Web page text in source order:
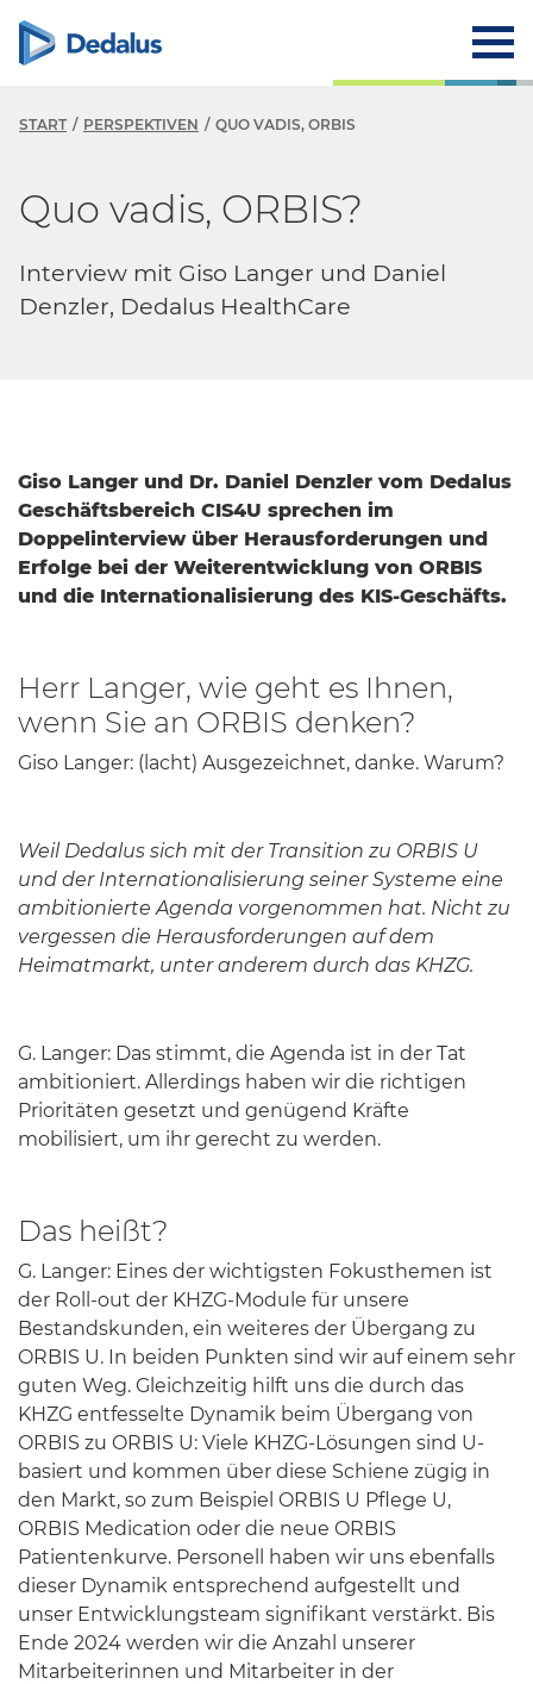
START PERSPEKTIVEN QUO VADIS, ORBIS
Quo vadis, ORBIS?
Interview mit Giso Langer und Daniel
Denzler, Dedalus HealthCare
Giso Langer und Dr. Daniel Denzler vom Dedalus
Geschäftsbereich CIS4U sprechen im
Doppelinterview über Herausforderungen und
Erfolge bei der Weiterentwicklung von ORBIS
und die Internationalisierung des KIS-Geschäfts.
Herr Langer, wie geht es Ihnen,
wenn Sie an ORBIS denken?
Giso Langer: (lacht) Ausgezeichnet, danke. Warum?
Weil Dedalus sich mit der Transition zu ORBIS U
und der Internationalisierung seiner Systeme eine
ambitionierte Agenda vorgenommen hat. Nicht zu
vergessen die Herausforderungen auf dem
Heimatmarkt, unter anderem durch das KHZG.
G. Langer: Das stimmt, die Agenda ist in der Tat
ambitioniert. Allerdings haben wir die richtigen
Prioritäten gesetzt und genügend Kräfte
mobilisiert, um ihr gerecht zu werden.
Das heißt?
G. Langer: Eines der wichtigsten Fokusthemen ist
der Roll-out der KHZG-Module für unsere
Bestandskunden, ein weiteres der Übergang zu
ORBIS U. In beiden Punkten sind wir auf einem sehr
guten Weg. Gleichzeitig hilft uns die durch das
KHZG entfesselte Dynamik beim Übergang von
ORBIS zu ORBIS U: Viele KHZG-Lösungen sind U-
basiert und kommen über diese Schiene zügig in
den Markt, so zum Beispiel ORBIS U Pflege U,
ORBIS Medication oder die neue ORBIS
Patientenkurve. Personell haben wir uns ebenfalls
dieser Dynamik entsprechend aufgestellt und
unser Entwicklungsteam signifikant verstärkt. Bis
Ende 2024 werden wir die Anzahl unserer
Mitarbeiterinnen und Mitarbeiter in der